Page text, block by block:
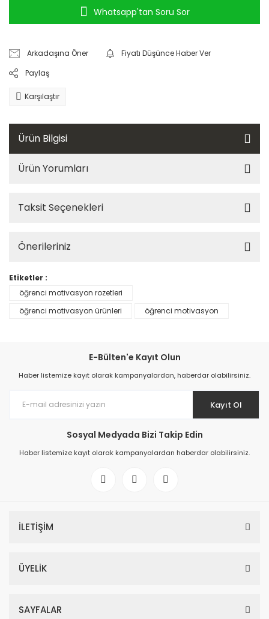
Whatsapp'tan Soru Sor
Arkadaşına Öner
Fiyatı Düşünce Haber Ver
Paylaş
Karşılaştır
Ürün Bilgisi
Ürün Yorumları
Taksit Seçenekleri
Önerileriniz
Etiketler :
öğrenci motivasyon rozetleri
öğrenci motivasyon ürünleri
öğrenci motivasyon
E-Bülten'e Kayıt Olun
Haber listemize kayıt olarak kampanyalardan, haberdar olabilirsiniz.
Kayıt Ol
Sosyal Medyada Bizi Takip Edin
Haber listemize kayıt olarak kampanyalardan haberdar olabilirsiniz.
İLETİŞİM
ÜYELİK
SAYFALAR